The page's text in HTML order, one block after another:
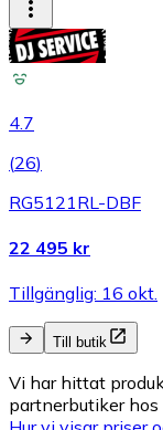
4.7
(26)
RG5121RL-DBF
22 495 kr
Tillgänglig: 16 okt.
Till butik
Vi har hittat
partnerbutiker